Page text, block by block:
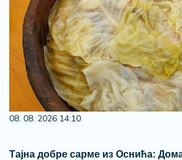
08. 08. 2026 14:10
Тајна добре сарме из Оснића: